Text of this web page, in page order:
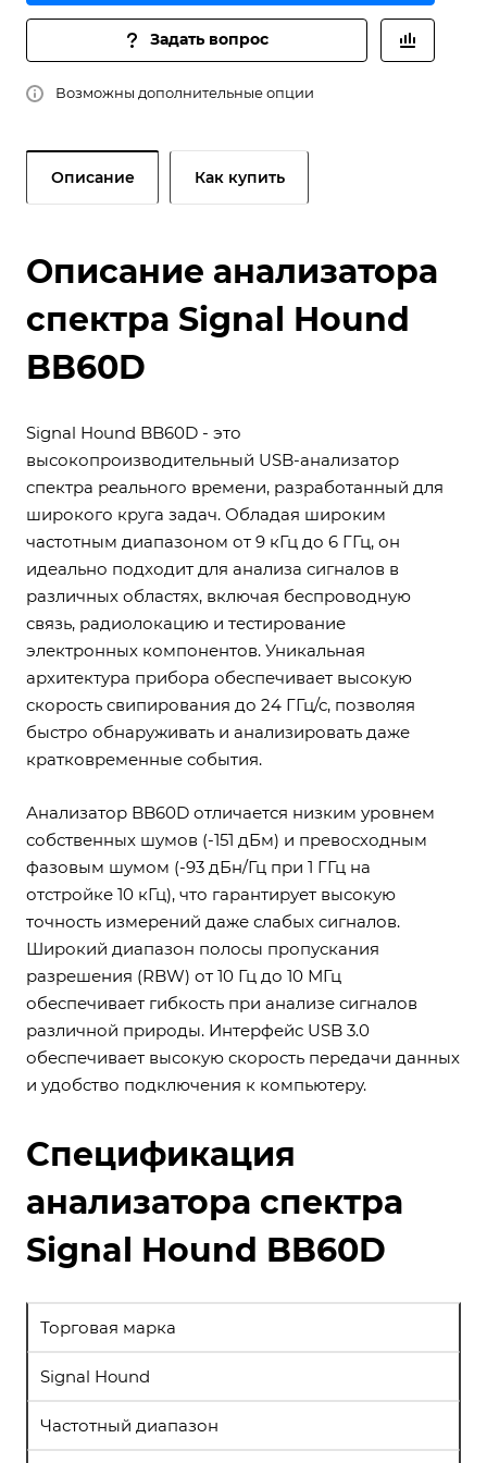
Задать вопрос
Возможны дополнительные опции
Описание Как купить
Описание анализатора
спектра Signal Hound
BB60D
Signal Hound BB60D - это
высокопроизводительный USB-анализатор
спектра реального времени, разработанный для
широкого круга задач. Обладая широким
частотным диапазоном от 9 кГц до 6 ГГц, он
идеально подходит для анализа сигналов в
различных областях, включая беспроводную
связь, радиолокацию и тестирование
электронных компонентов. Уникальная
архитектура прибора обеспечивает высокую
скорость свипирования до 24 ГГц/с, позволяя
быстро обнаруживать и анализировать даже
кратковременные события.
Анализатор BB60D отличается низким уровнем
собственных шумов (-151 дБм) и превосходным
фазовым шумом (-93 дБн/Гц при 1 ГГц на
отстройке 10 кГц), что гарантирует высокую
точность измерений даже слабых сигналов.
Широкий диапазон полосы пропускания
разрешения (RBW) от 10 Гц до 10 МГц
обеспечивает гибкость при анализе сигналов
различной природы. Интерфейс USB 3.0
обеспечивает высокую скорость передачи данных
и удобство подключения к компьютеру.
Спецификация
анализатора спектра
Signal Hound BB60D
Торговая марка
Signal Hound
Частотный диапазон